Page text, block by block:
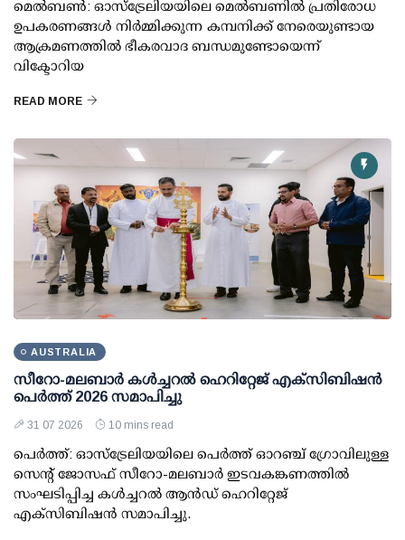
മെല്‍ബണ്‍: ഓസ്ട്രേലിയയിലെ മെല്‍ബണില്‍ പ്രതിരോധ
ഉപകരണങ്ങള്‍ നിര്‍മ്മിക്കുന്ന കമ്പനിക്ക് നേരെയുണ്ടായ
ആക്രമണത്തില്‍ ഭീകരവാദ ബന്ധമുണ്ടോയെന്ന്
വിക്ടോറിയ
READ MORE
AUSTRALIA
സീറോ-മലബാർ കൾച്ചറൽ ഹെറിറ്റേജ് എക്സിബിഷൻ
പെർത്ത് 2026 സമാപിച്ചു
31 07 2026 10 mins read
പെർത്ത്: ഓസ്ട്രേലിയയിലെ പെർത്ത് ഓറഞ്ച് ഗ്രോവിലുള്ള
സെന്റ് ജോസഫ് സീറോ-മലബാർ ഇടവകങ്കണത്തിൽ
സംഘടിപ്പിച്ച കൾച്ചറൽ ആൻഡ് ഹെറിറ്റേജ്
എക്സിബിഷൻ സമാപിച്ചു.